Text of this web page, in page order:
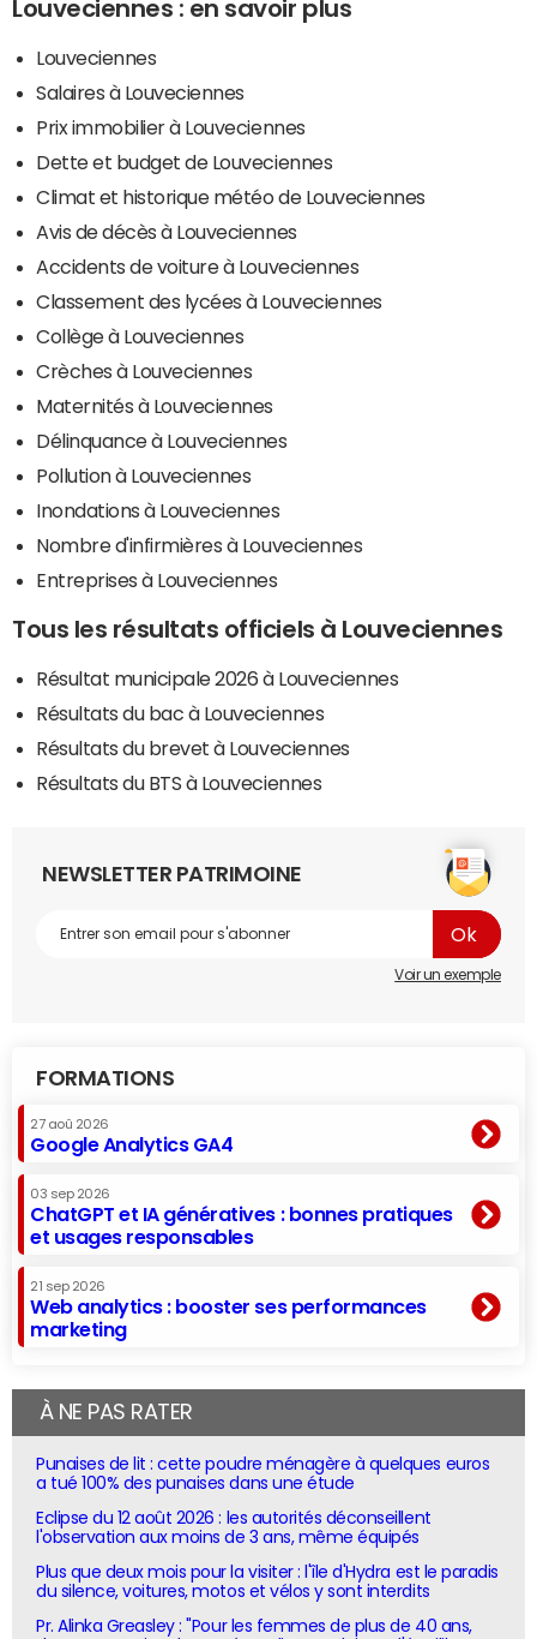
Louveciennes : en savoir plus
Louveciennes
Salaires à Louveciennes
Prix immobilier à Louveciennes
Dette et budget de Louveciennes
Climat et historique météo de Louveciennes
Avis de décès à Louveciennes
Accidents de voiture à Louveciennes
Classement des lycées à Louveciennes
Collège à Louveciennes
Crèches à Louveciennes
Maternités à Louveciennes
Délinquance à Louveciennes
Pollution à Louveciennes
Inondations à Louveciennes
Nombre d'infirmières à Louveciennes
Entreprises à Louveciennes
Tous les résultats officiels à Louveciennes
Résultat municipale 2026 à Louveciennes
Résultats du bac à Louveciennes
Résultats du brevet à Louveciennes
Résultats du BTS à Louveciennes
NEWSLETTER PATRIMOINE
Voir un exemple
FORMATIONS
27 aoû 2026
Google Analytics GA4
03 sep 2026
ChatGPT et IA génératives : bonnes pratiques
et usages responsables
21 sep 2026
Web analytics : booster ses performances
marketing
À NE PAS RATER
Punaises de lit : cette poudre ménagère à quelques euros
a tué 100% des punaises dans une étude
Eclipse du 12 août 2026 : les autorités déconseillent
l'observation aux moins de 3 ans, même équipés
Plus que deux mois pour la visiter : l'île d'Hydra est le paradis
du silence, voitures, motos et vélos y sont interdits
Pr. Alinka Greasley : "Pour les femmes de plus de 40 ans,